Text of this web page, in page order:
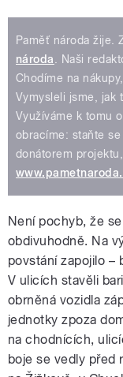
Paměť národa žije.
národa
. Naši
Chodíme na
Vymysleli jsme, jak
Využíváme k tomu
obracíme: staňte
donátorem
Není pochyb, že
obdivuhodně. Na
povstání zapojilo –
V ulicích stavěli
obrněná vozidla
jednotky zpoza
na chodnících,
boje se vedly před